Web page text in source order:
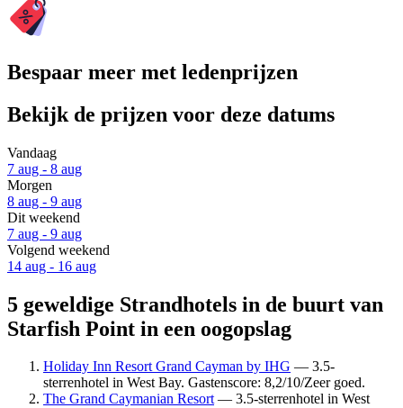
Bespaar meer met ledenprijzen
Bekijk de prijzen voor deze datums
Vandaag
7 aug - 8 aug
Morgen
8 aug - 9 aug
Dit weekend
7 aug - 9 aug
Volgend weekend
14 aug - 16 aug
5 geweldige Strandhotels in de buurt van
Starfish Point in een oogopslag
Holiday Inn Resort Grand Cayman by IHG — 3.5-
sterrenhotel in West Bay. Gastenscore: 8,2/10/Zeer goed.
The Grand Caymanian Resort— 3.5-sterrenhotel in West